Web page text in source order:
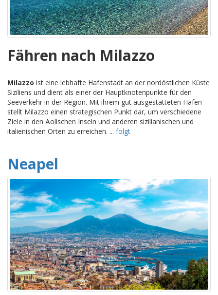
Fähren nach Milazzo
Milazzo ist eine lebhafte Hafenstadt an der nordöstlichen Küste
Siziliens und dient als einer der Hauptknotenpunkte für den
Seeverkehr in der Region. Mit ihrem gut ausgestatteten Hafen
stellt Milazzo einen strategischen Punkt dar, um verschiedene
Ziele in den Äolischen Inseln und anderen sizilianischen und
italienischen Orten zu erreichen. ... folgt
Neapel